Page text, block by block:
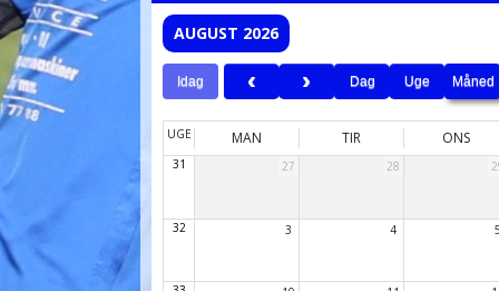
AUGUST 2026
Idag Dag Uge Måned
UGE MAN TIR ONS
31 27 28
32 3 4 5